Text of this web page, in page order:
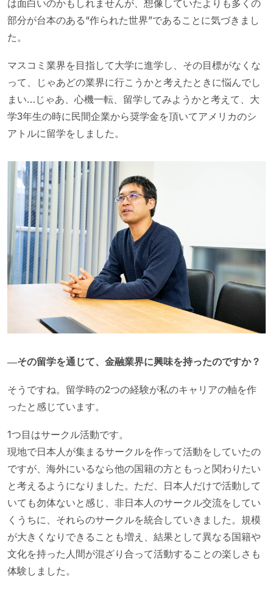
は面白いのかもしれませんが、想像していたよりも多くの
部分が台本のある“作られた世界”であることに気づきまし
た。
マスコミ業界を目指して大学に進学し、その目標がなくな
って、じゃあどの業界に行こうかと考えたときに悩んでし
まい…じゃあ、心機一転、留学してみようかと考えて、大
学3年生の時に民間企業から奨学金を頂いてアメリカのシ
アトルに留学をしました。
―その留学を通じて、金融業界に興味を持ったのですか？
そうですね。留学時の2つの経験が私のキャリアの軸を作
ったと感じています。
1つ目はサークル活動です。
現地で日本人が集まるサークルを作って活動をしていたの
ですが、海外にいるなら他の国籍の方ともっと関わりたい
と考えるようになりました。ただ、日本人だけで活動して
いても勿体ないと感じ、非日本人のサークル交流をしてい
くうちに、それらのサークルを統合していきました。規模
が大きくなりできることも増え、結果として異なる国籍や
文化を持った人間が混ざり合って活動することの楽しさも
体験しました。